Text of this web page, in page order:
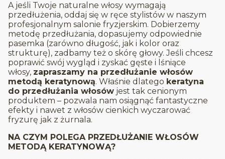
A jeśli Twoje naturalne włosy wymagają
przedłużenia, oddaj się w ręce stylistów w naszym
profesjonalnym salonie fryzjerskim. Dobierzemy
metodę przedłużania, dopasujemy odpowiednie
pasemka (zarówno długość, jak i kolor oraz
strukturę), zadbamy też o skórę głowy. Jeśli chcesz
poprawić swój wygląd i zyskać gęste i lśniące
włosy, zapraszamy na przedłużanie włosów
metodą keratynową. Właśnie dlatego keratyna
do przedłużania włosów jest tak cenionym
produktem – pozwala nam osiągnąć fantastyczne
efekty i nawet z włosów cienkich wyczarować
fryzurę jak z żurnala.
NA CZYM POLEGA PRZEDŁUŻANIE WŁOSÓW
METODĄ KERATYNOWĄ?